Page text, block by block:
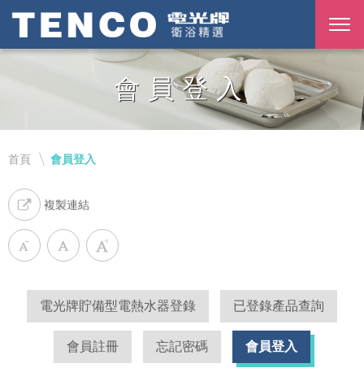
會員登入
首頁 會員登入
複製連結
電光牌貯備型電熱水器登錄 已登錄產品查詢
會員註冊 忘記密碼 會員登入